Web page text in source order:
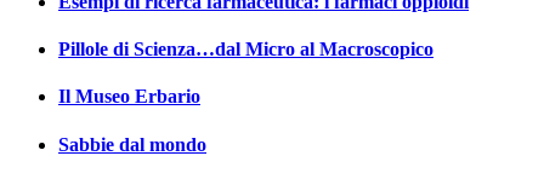
Pillole di Scienza…dal Micro al Macroscopico
Il Museo Erbario
Sabbie dal mondo